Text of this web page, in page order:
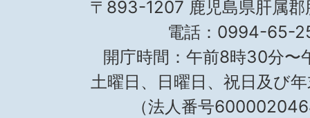
〒893-1207 鹿児島県肝属
電話：0994-65-
開庁時間：午前8時30分〜
土曜日、日曜日、祝日及び
（法人番号